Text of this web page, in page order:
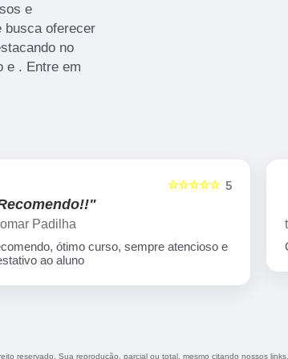
e
busca oferecer
no
e . Entre em
5
☆☆☆☆☆
Padilha
ótimo curso, sempre atencioso e
ao aluno
reservado. Sua reprodução, parcial ou total, mesmo citando nossos